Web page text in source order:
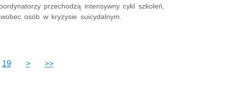
przechodzą intensywny cykl szkoleń,
osób w kryzysie suicydalnym.
19 > >>